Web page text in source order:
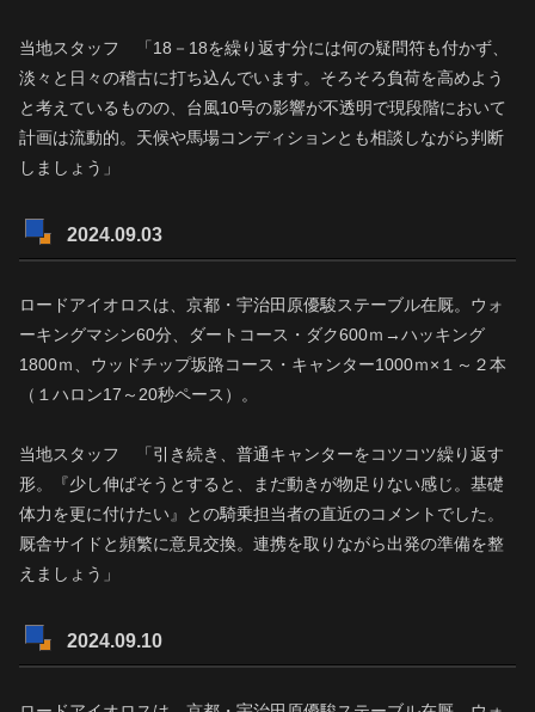
当地スタッフ 「18－18を繰り返す分には何の疑問符も付かず、
淡々と日々の稽古に打ち込んでいます。そろそろ負荷を高めよう
と考えているものの、台風10号の影響が不透明で現段階において
計画は流動的。天候や馬場コンディションとも相談しながら判断
しましょう」
2024.09.03
ロードアイオロスは、京都・宇治田原優駿ステーブル在厩。ウォ
ーキングマシン60分、ダートコース・ダク600ｍ→ハッキング
1800ｍ、ウッドチップ坂路コース・キャンター1000ｍ×１～２本
（１ハロン17～20秒ペース）。
当地スタッフ 「引き続き、普通キャンターをコツコツ繰り返す
形。『少し伸ばそうとすると、まだ動きが物足りない感じ。基礎
体力を更に付けたい』との騎乗担当者の直近のコメントでした。
厩舎サイドと頻繁に意見交換。連携を取りながら出発の準備を整
えましょう」
2024.09.10